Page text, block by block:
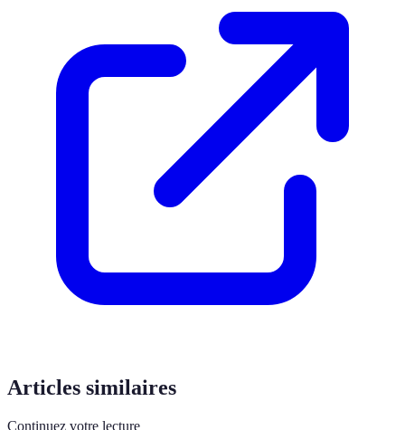
Articles similaires
Continuez votre lecture